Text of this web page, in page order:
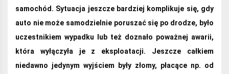
samochód. Sytuacja jeszcze bardziej komplikuje się, gdy
auto nie może samodzielnie poruszać się po drodze, było
uczestnikiem wypadku lub też doznało poważnej awarii,
która wyłączyła je z eksploatacji. Jeszcze całkiem
niedawno jedynym wyjściem były złomy, płacące np. od